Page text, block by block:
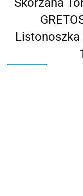
Skórzana
Listonoszka